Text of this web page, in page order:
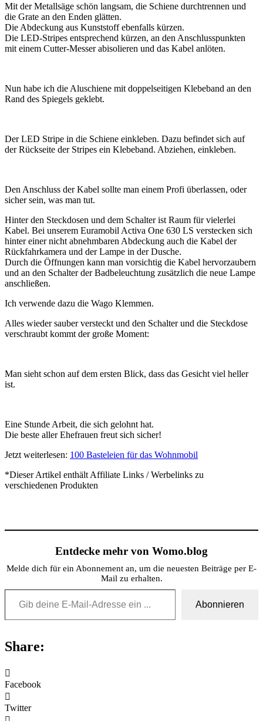
Mit der Metallsäge schön langsam, die Schiene durchtrennen und
die Grate an den Enden glätten.
Die Abdeckung aus Kunststoff ebenfalls kürzen.
Die LED-Stripes entsprechend kürzen, an den Anschlusspunkten
mit einem Cutter-Messer abisolieren und das Kabel anlöten.
Nun habe ich die Aluschiene mit doppelseitigen Klebeband an den
Rand des Spiegels geklebt.
Der LED Stripe in die Schiene einkleben. Dazu befindet sich auf
der Rückseite der Stripes ein Klebeband. Abziehen, einkleben.
Den Anschluss der Kabel sollte man einem Profi überlassen, oder
sicher sein, was man tut.
Hinter den Steckdosen und dem Schalter ist Raum für vielerlei
Kabel. Bei unserem Euramobil Activa One 630 LS verstecken sich
hinter einer nicht abnehmbaren Abdeckung auch die Kabel der
Rückfahrkamera und der Lampe in der Dusche.
Durch die Öffnungen kann man vorsichtig die Kabel hervorzaubern
und an den Schalter der Badbeleuchtung zusätzlich die neue Lampe
anschließen.
Ich verwende dazu die Wago Klemmen.
Alles wieder sauber versteckt und den Schalter und die Steckdose
verschraubt kommt der große Moment:
Man sieht schon auf dem ersten Blick, dass das Gesicht viel heller
ist.
Eine Stunde Arbeit, die sich gelohnt hat.
Die beste aller Ehefrauen freut sich sicher!
Jetzt weiterlesen: 100 Basteleien für das Wohnmobil
*Dieser Artikel enthält Affiliate Links / Werbelinks zu
verschiedenen Produkten
Entdecke mehr von Womo.blog
Melde dich für ein Abonnement an, um die neuesten Beiträge per E-
Mail zu erhalten.
Gib deine E-Mail-Adresse ein ...
Abonnieren
Share:
Facebook
Twitter